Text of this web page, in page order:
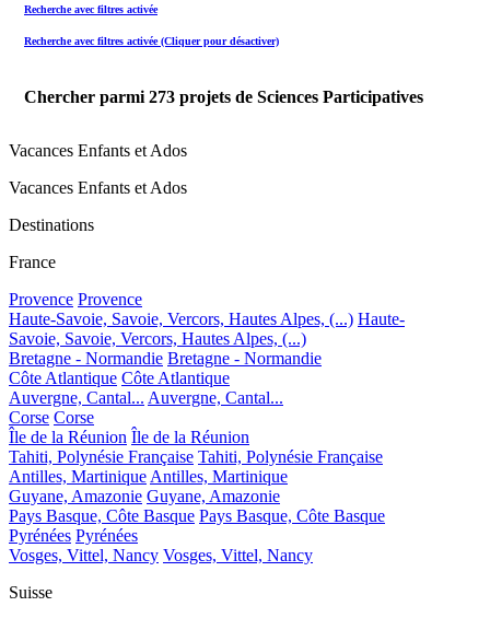
Recherche avec filtres activée
Recherche avec filtres activée (Cliquer pour désactiver)
Chercher parmi 273 projets de Sciences Participatives
Vacances Enfants et Ados
Vacances Enfants et Ados
Destinations
France
Provence Provence
Haute-Savoie, Savoie, Vercors, Hautes Alpes, (...) Haute-
Savoie, Savoie, Vercors, Hautes Alpes, (...)
Bretagne - Normandie Bretagne - Normandie
Côte Atlantique Côte Atlantique
Auvergne, Cantal... Auvergne, Cantal...
Corse Corse
Île de la Réunion Île de la Réunion
Tahiti, Polynésie Française Tahiti, Polynésie Française
Antilles, Martinique Antilles, Martinique
Guyane, Amazonie Guyane, Amazonie
Pays Basque, Côte Basque Pays Basque, Côte Basque
Pyrénées Pyrénées
Vosges, Vittel, Nancy Vosges, Vittel, Nancy
Suisse